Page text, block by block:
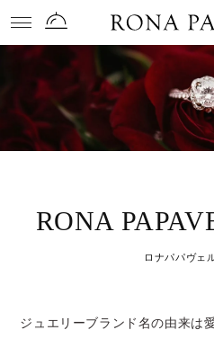
ンツに
RONA
ロナパパヴェ
ジュエリーブランド名の由来は